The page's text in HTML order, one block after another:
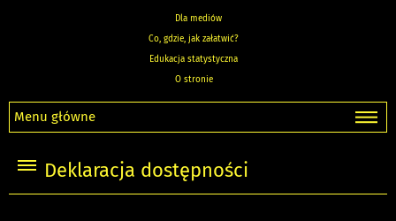
Dla mediów
Co, gdzie, jak załatwić?
Edukacja statystyczna
O stronie
Menu główne
Deklaracja dostępności